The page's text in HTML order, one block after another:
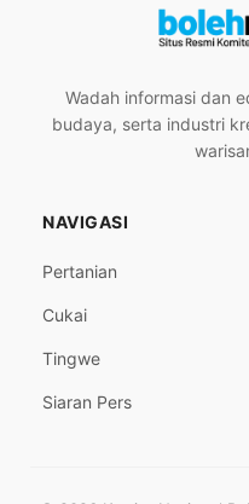
Wadah informasi dan
budaya, serta industri
NAVIGASI
Pertanian
Cukai
Tingwe
Siaran Pers